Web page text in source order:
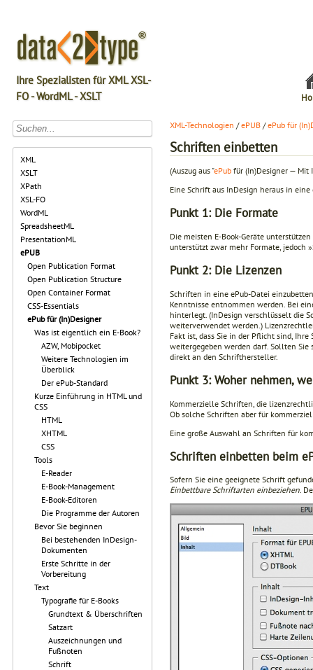
Ihre Spezialisten für XML XSL-
FO - WordML - XSLT
XML
XSLT
XPath
XSL-FO
WordML
SpreadsheetML
PresentationML
ePUB
Open Publication Format
Open Publication Structure
Open Container Format
CSS-Essentials
ePub für (In)Designer
Was ist eigentlich ein E-Book?
AZW, Mobipocket
Weitere Technologien im
Überblick
Der ePub-Standard
Kurze Einführung in HTML und
CSS
HTML
XHTML
CSS
Tools
E-Reader
E-Book-Management
E-Book-Editoren
Die Programme der Autoren
Bevor Sie beginnen
Bei bestehenden InDesign-
Dokumenten
Erste Schritte in der
Vorbereitung
Text
Typografie für E-Books
Grundtext & Überschriften
Satzart
Auszeichnungen und
Fußnoten
Schrift
XML-Technologien /ePUB /ePub für
Schriften einbetten
(Auszug aus "ePub für (In)Designer — Mit
Eine Schrift aus InDesign heraus in
Punkt 1: Die Formate
Die meisten E-Book-Geräte
unterstützt zwar mehr Formate, jedoch
Punkt 2: Die Lizenzen
Schriften in eine ePub-Datei
Kenntnisse entnommen werden. Bei
hinterlegt. (InDesign verschlüsselt die
weiterverwendet werden.)
Fakt ist, dass Sie in der Pflicht sind,
weitergegeben werden darf. Sollten
direkt an den Schrifthersteller.
Punkt 3: Woher nehmen,
Kommerzielle Schriften, die
Ob solche Schriften aber für
Eine große Auswahl an Schriften für
Schriften einbetten beim
Sofern Sie eine geeignete Schrift
Einbettbare Schriftarten einbeziehen.